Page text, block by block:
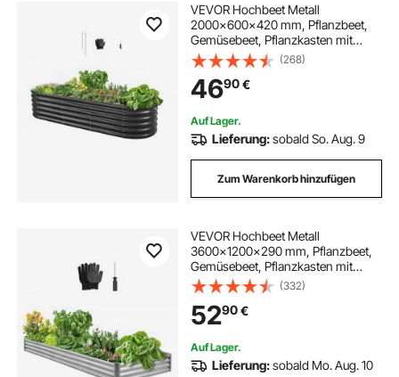
VEVOR Hochbeet Metall
2000x600x420 mm, Pflanzbeet,
Gemüsebeet, Pflanzkasten mit
offenem Boden & abgerundeten
Kanten, Blumenbeet, Kräuterbeet,
ideal für Gemüse, Blumen, Kräuter &
Sukkulenten, Oval
(268)
4690€
Auf Lager.
Lieferung:sobald So. Aug. 9
Zum Warenkorb hinzufügen
VEVOR Hochbeet Metall
3600x1200x290 mm, Pflanzbeet,
Gemüsebeet, Pflanzkasten mit
offenem Boden & abgerundeten
Kanten, Blumenbeet, Kräuterbeet,
für Gemüse, Blumen, Kräuter &
Sukkulenten, verzinkt
(332)
5290€
Auf Lager.
Lieferung:sobald Mo. Aug. 10